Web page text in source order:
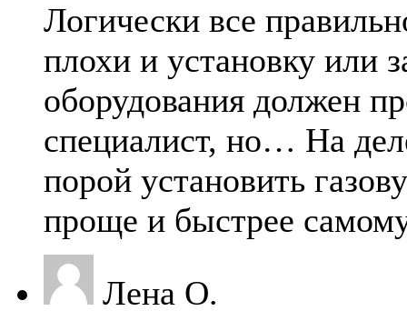
Логически все
плохи и установку или
оборудования должен
специалист, но… На
порой установить
проще и быстрее
Лена О.